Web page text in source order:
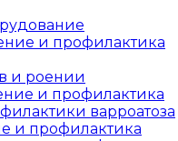
и профилактика
и роении
и профилактика
варроатоза
и профилактика